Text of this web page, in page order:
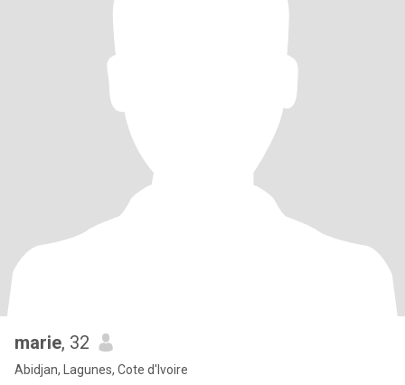
marie, 32
Abidjan, Lagunes, Cote d'Ivoire